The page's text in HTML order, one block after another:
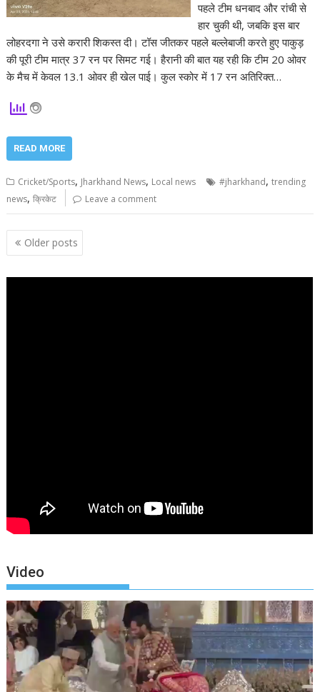
पहले टीम धनबाद और रांची से
हार चुकी थी, जबकि इस बार
लोहरदगा ने उसे करारी शिकस्त दी। टॉस जीतकर पहले बल्लेबाजी करते हुए पाकुड़
की पूरी टीम मात्र 37 रन पर सिमट गई। हैरानी की बात यह रही कि टीम 20 ओवर
के मैच में केवल 13.1 ओवर ही खेल पाई। कुल स्कोर में 17 रन अतिरिक्त…
READ MORE
Cricket/Sports, Jharkhand News, Local news #jharkhand,trending
news,क्रिकेट Leave a comment
Posts
navigation
Older posts
Video